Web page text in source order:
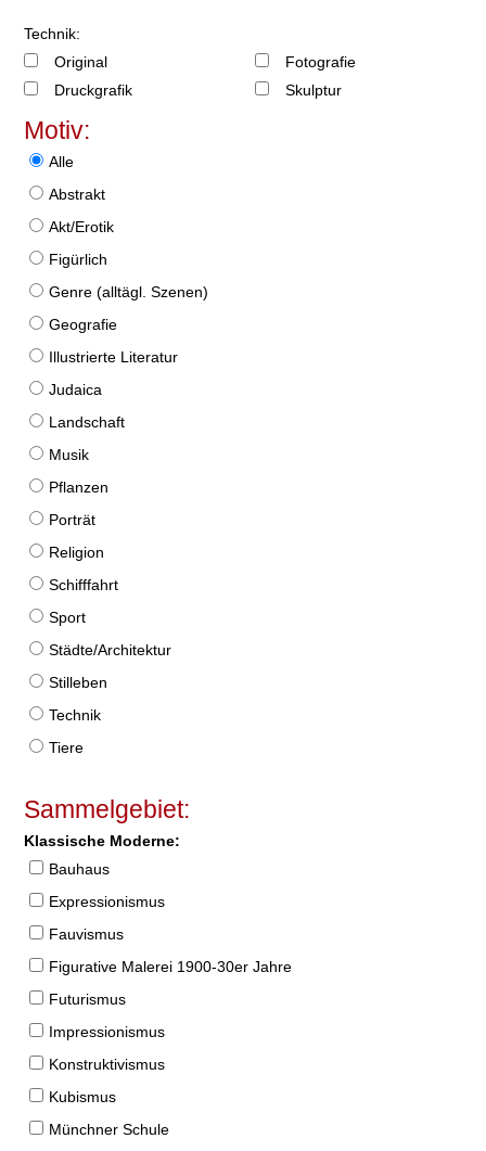
Technik:
Original
Druckgrafik
Fotografie
Skulptur
Motiv:
Alle
Abstrakt
Akt/Erotik
Figürlich
Genre (alltägl. Szenen)
Geografie
Illustrierte Literatur
Judaica
Landschaft
Musik
Pflanzen
Porträt
Religion
Schifffahrt
Sport
Städte/Architektur
Stilleben
Technik
Tiere
Sammelgebiet:
Klassische Moderne:
Bauhaus
Expressionismus
Fauvismus
Figurative Malerei 1900-30er Jahre
Futurismus
Impressionismus
Konstruktivismus
Kubismus
Münchner Schule